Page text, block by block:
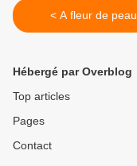
< A fleur de peau
Hébergé par Overblog
Top articles
Pages
Contact